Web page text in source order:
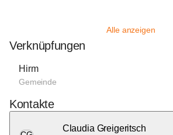
Alle anzeigen
Verknüpfungen
Hirm
Gemeinde
Kontakte
Claudia Greigeritsch